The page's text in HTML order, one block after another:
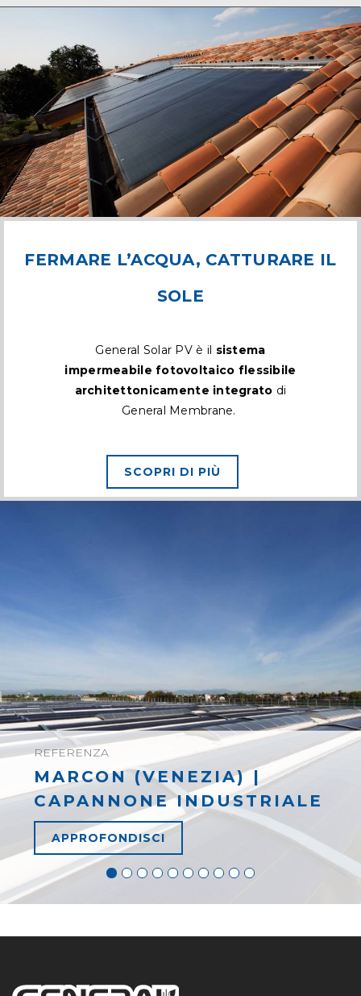
FERMARE L’ACQUA, CATTURARE IL
SOLE
General Solar PV è il sistema
impermeabile fotovoltaico flessibile
architettonicamente integrato di
General Membrane.
SCOPRI DI PIÙ
REFERENZA
MARCON (VENEZIA) |
CAPANNONE INDUSTRIALE
APPROFONDISCI